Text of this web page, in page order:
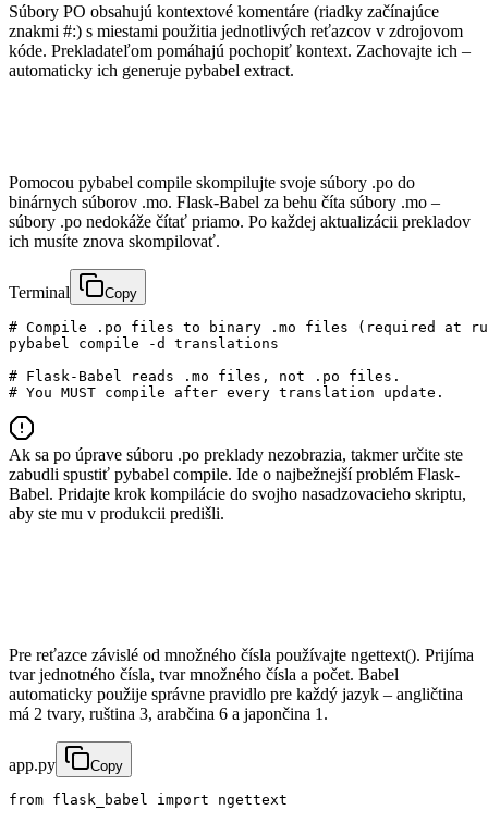
Súbory PO obsahujú kontextové komentáre (riadky začínajúce
znakmi #:) s miestami použitia jednotlivých reťazcov v zdrojovom
kóde. Prekladateľom pomáhajú pochopiť kontext. Zachovajte ich –
automaticky ich generuje pybabel extract.
Pomocou pybabel compile skompilujte svoje súbory .po do
binárnych súborov .mo. Flask-Babel za behu číta súbory .mo –
súbory .po nedokáže čítať priamo. Po každej aktualizácii prekladov
ich musíte znova skompilovať.
Terminal Copy
# Compile .po files to binary .mo files (required at
pybabel compile -d translations
# Flask-Babel reads .mo files, not .po files.
# You MUST compile after every translation update.
Ak sa po úprave súboru .po preklady nezobrazia, takmer určite ste
zabudli spustiť pybabel compile. Ide o najbežnejší problém Flask-
Babel. Pridajte krok kompilácie do svojho nasadzovacieho skriptu,
aby ste mu v produkcii predišli.
Pre reťazce závislé od množného čísla používajte ngettext(). Prijíma
tvar jednotného čísla, tvar množného čísla a počet. Babel
automaticky použije správne pravidlo pre každý jazyk – angličtina
má 2 tvary, ruština 3, arabčina 6 a japončina 1.
app.py Copy
from flask_babel import ngettext